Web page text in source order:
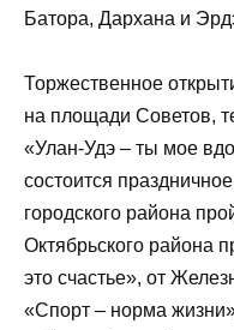
Батора, Дархана и
Торжественное
на площади Советов,
«Улан-Удэ – ты мое
состоится
городского района
Октябрьского района
это счастье», от
«Спорт – норма